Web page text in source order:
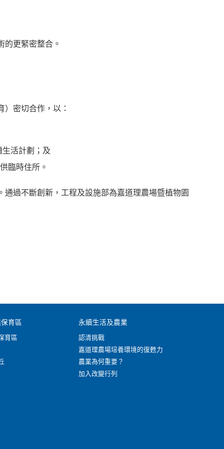
更緊密整合。
密切合作，以：
活計劃；及
臨時住所。
過不斷創新，工程及設施部為嘉道理農場暨植物園
育區
育區
永續生活及農業
認清挑戰
嘉道理農場培養環境的復甦力
農業為何重要？
加入改變行列